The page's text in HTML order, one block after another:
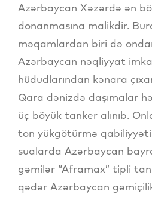
Azərbaycan Xəzərdə ən
donanmasına malikdir.
məqamlardan biri də
Azərbaycan nəqliyyat
hüdudlarından kənara
Qara dənizdə daşımalar
üç böyük tanker alınıb.
ton yükgötürmə
sualarda Azərbaycan
gəmilər “Aframax” tipli
qədər Azərbaycan